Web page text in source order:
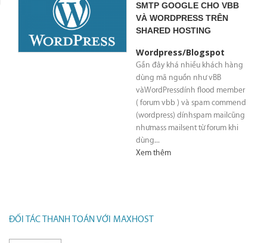
SMTP GOOGLE CHO VBB
VÀ WORDPRESS TRÊN
SHARED HOSTING
Wordpress/Blogspot
Gần đây khá nhiều khách hàng
dùng mã nguồn như vBB
vàWordPressdính flood member
( forum vbb ) và spam commend
(wordpress) dínhspam mailcũng
nhưmass mailsent từ forum khi
dùng...
Xem thêm
ĐỐI TÁC THANH TOÁN VỚI MAXHOST